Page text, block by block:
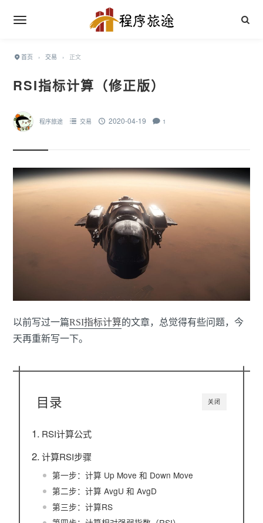
首页 › 交易 › 正文
RSI指标计算（修正版）
程序旅途 交易 2020-04-19 1
以前写过一篇RSI指标计算的文章，总觉得有些问题，今
天再重新写一下。
关闭
目录
RSI计算公式
计算RSI步骤
第一步：计算 Up Move 和 Down Move
第二步：计算 AvgU 和 AvgD
第三步：计算RS